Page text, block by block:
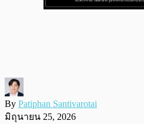
By Patiphan Santivarotai
มิถุนายน 25, 2026